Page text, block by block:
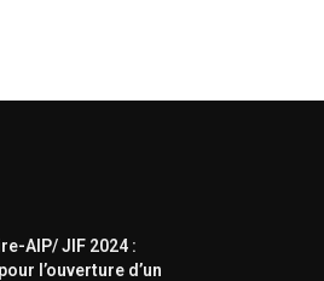
AIP/ JIF 2024 :
l’ouverture d’un